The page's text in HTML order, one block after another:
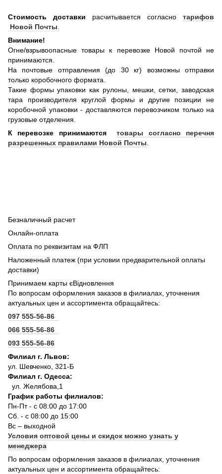
Стоимость доставки расчитывается согласно тарифов
Новой Почты.
Внимание!
Огне/взрывоопасные товары к перевозке Новой почтой не
принимаются.
На почтовые отправления (до 30 кг) возможны отправки
только коробочного формата.
Такие формы упаковки как рулоны, мешки, сетки, заводская
тара производителя круглой формы и другие позиции не
коробочной упаковки - доставляются перевозчиком только на
грузовые отделения.
К перевозке принимаютсятовары согласно перечня
разрешенных правилами Новой Почты.
Безналичный расчет
Онлайн-оплата
Оплата по реквизитам на ФЛП
Наложенный платеж (при условии предварительной оплаты
доставки)
Принимаем карты єВідновлення
По вопросам оформления заказов в филиалах, уточнения
актуальных цен и ассортимента обращайтесь:
097 555-56-86
066 555-56-86
093 555-56-86
Филиал г. Львов:
ул. Шевченко, 321-Б
Филиал г. Одесса:
ул. Желябова,1
График работы филиалов:
Пн-Пт - с 08:00 до 17:00
Сб. - с 08:00 до 15:00
Вс – выходной
Условия оптовой цены и скидок можно узнать у
менеджера
По вопросам оформления заказов в филиалах, уточнения
актуальных цен и ассортимента обращайтесь: